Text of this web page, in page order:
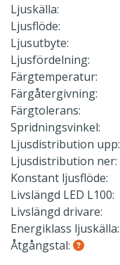
Ljuskälla:
Ljusflöde:
Ljusutbyte:
Ljusfördelning:
Färgtemperatur:
Färgåtergivning:
Färgtolerans:
Spridningsvinkel:
Ljusdistribution upp:
Ljusdistribution ner:
Konstant ljusflöde:
Livslängd LED L100:
Livslängd drivare:
Energiklass ljuskälla:
Åtgångstal: